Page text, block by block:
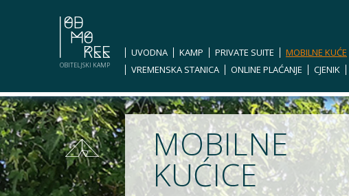
OBITELJSKI KAMP
UVODNA KAMP PRIVATE SUITE MOBILNE KUĆE
VREMENSKA STANICA
ONLINE PLAĆANJE CJENIK
MOBILNE
KUĆICE